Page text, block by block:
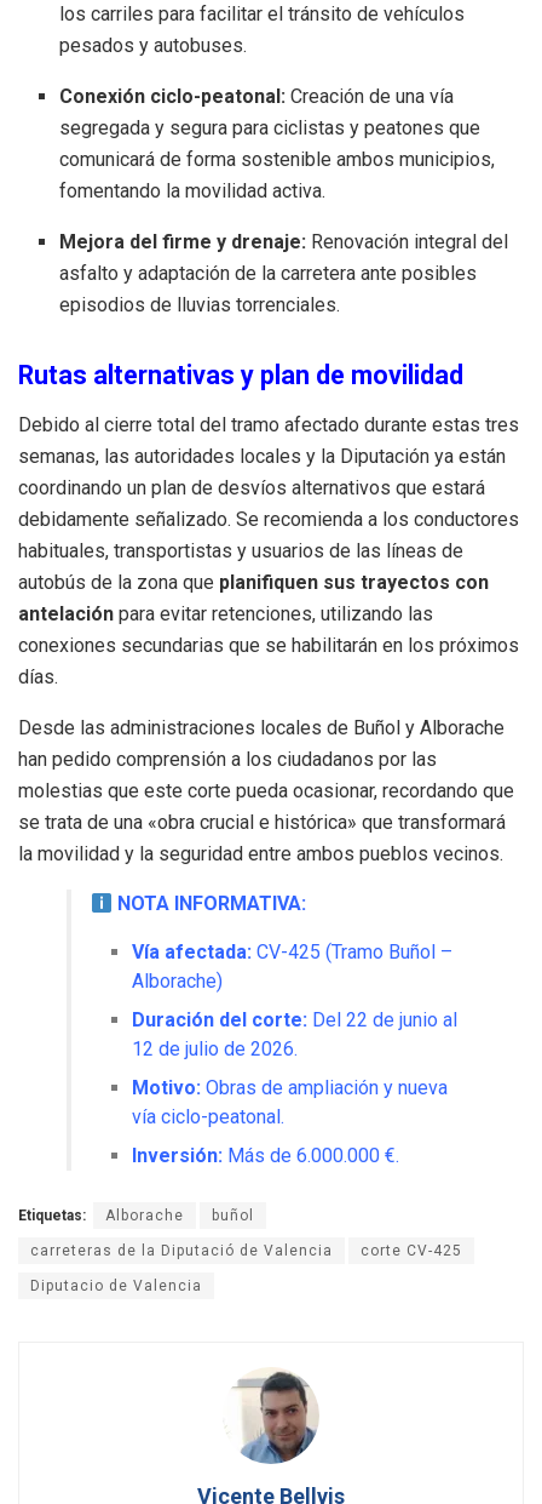
los carriles para facilitar el tránsito de vehículos
pesados y autobuses.
Conexión ciclo-peatonal: Creación de una vía
segregada y segura para ciclistas y peatones que
comunicará de forma sostenible ambos municipios,
fomentando la movilidad activa.
Mejora del firme y drenaje: Renovación integral del
asfalto y adaptación de la carretera ante posibles
episodios de lluvias torrenciales.
Rutas alternativas y plan de movilidad
Debido al cierre total del tramo afectado durante estas tres
semanas, las autoridades locales y la Diputación ya están
coordinando un plan de desvíos alternativos que estará
debidamente señalizado. Se recomienda a los conductores
habituales, transportistas y usuarios de las líneas de
autobús de la zona que planifiquen sus trayectos con
antelación para evitar retenciones, utilizando las
conexiones secundarias que se habilitarán en los próximos
días.
Desde las administraciones locales de Buñol y Alborache
han pedido comprensión a los ciudadanos por las
molestias que este corte pueda ocasionar, recordando que
se trata de una «obra crucial e histórica» que transformará
la movilidad y la seguridad entre ambos pueblos vecinos.
NOTA INFORMATIVA:
Vía afectada: CV-425 (Tramo Buñol –
Alborache)
Duración del corte: Del 22 de junio al
12 de julio de 2026.
Motivo: Obras de ampliación y nueva
vía ciclo-peatonal.
Inversión: Más de 6.000.000 €.
Etiquetas: Alborache buñol
carreteras de la Diputació de Valencia corte CV-425
Diputacio de Valencia
Vicente Bellvis